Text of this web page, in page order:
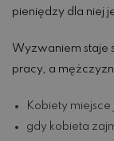
pieniędzy dla niej
Wyzwaniem staje
pracy, a
Kobiety miejsce
gdy kobieta